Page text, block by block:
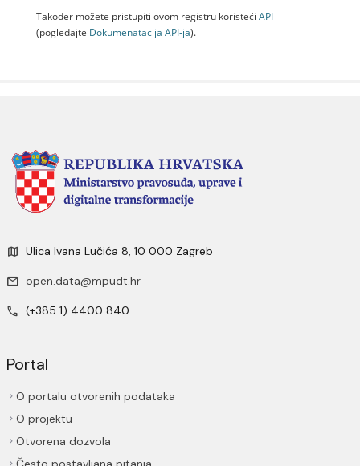
Također možete pristupiti ovom registru koristeći API
(pogledajte Dokumenаtаcijа API-jа).